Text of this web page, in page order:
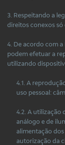
3. Respeitando a
direitos conexos só
4. De acordo com a
podem efetuar a
utilizando
4.1. A
uso pessoal:
4.2. A utilização
análogo e de
alimentação
autorização da